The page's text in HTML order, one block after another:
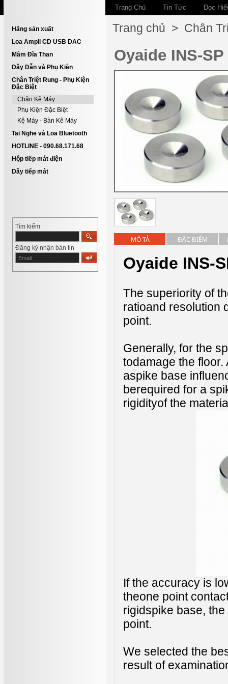
Trang Chủ Tin Tức Đọc
Hãng sản xuất
Loa Ampli CD USB DAC
Mâm Đĩa Than
Dây Dẫn và Phụ Kiện
Chân Triệt Rung - Phụ Kiện
Đặc Biệt
Chân Kê Máy
Phụ Kiện Đặc Biệt
Kệ Máy - Bàn Kê Máy
Tai Nghe và Loa Bluetooth
HOTLINE - 090.68.171.68
Hộp tiếp mát điện
Dây tiếp mát
Tìm kiếm
Đăng ký nhận bản tin
Trang chủ > Chân
Oyaide INS-SP
MÔ TẢ ĐẶC ĐIỂM
Oyaide INS-
The superiority of
ratioand resolution
point.
Generally, for the
todamage the
aspike base
berequired for a
rigidityof the
If the accuracy is
theone point
rigidspike base,
point.
We selected the
result of